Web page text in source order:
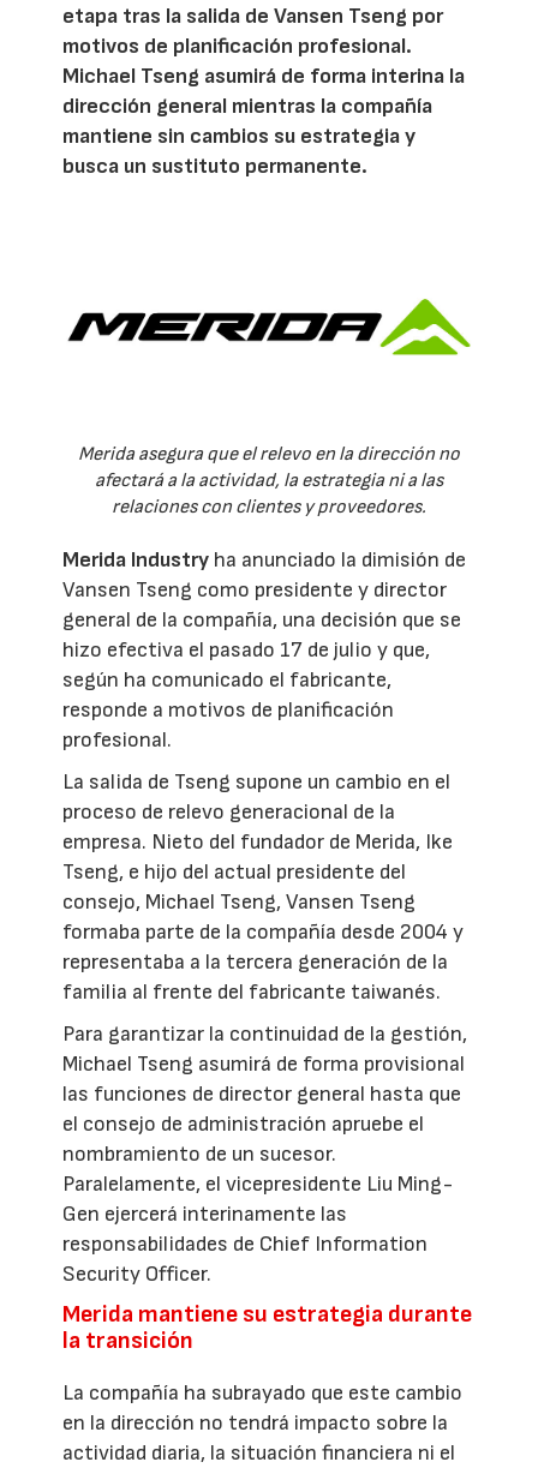
etapa tras la salida de Vansen Tseng por
motivos de planificación profesional.
Michael Tseng asumirá de forma interina la
dirección general mientras la compañía
mantiene sin cambios su estrategia y
busca un sustituto permanente.
Merida asegura que el relevo en la dirección no
afectará a la actividad, la estrategia ni a las
relaciones con clientes y proveedores.
Merida Industry ha anunciado la dimisión de
Vansen Tseng como presidente y director
general de la compañía, una decisión que se
hizo efectiva el pasado 17 de julio y que,
según ha comunicado el fabricante,
responde a motivos de planificación
profesional.
La salida de Tseng supone un cambio en el
proceso de relevo generacional de la
empresa. Nieto del fundador de Merida, Ike
Tseng, e hijo del actual presidente del
consejo, Michael Tseng, Vansen Tseng
formaba parte de la compañía desde 2004 y
representaba a la tercera generación de la
familia al frente del fabricante taiwanés.
Para garantizar la continuidad de la gestión,
Michael Tseng asumirá de forma provisional
las funciones de director general hasta que
el consejo de administración apruebe el
nombramiento de un sucesor.
Paralelamente, el vicepresidente Liu Ming-
Gen ejercerá interinamente las
responsabilidades de Chief Information
Security Officer.
Merida mantiene su estrategia durante
la transición
La compañía ha subrayado que este cambio
en la dirección no tendrá impacto sobre la
actividad diaria, la situación financiera ni el